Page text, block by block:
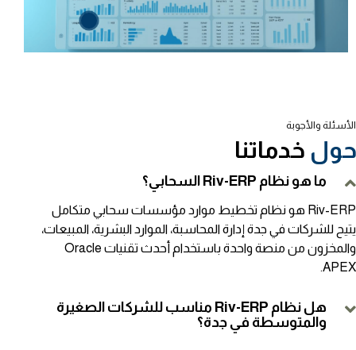
الأسئلة والأجوبة
حول خدماتنا
ما هو نظام Riv-ERP السحابي؟
Riv-ERP هو نظام تخطيط موارد مؤسسات سحابي متكامل
يتيح للشركات في جدة إدارة المحاسبة، الموارد البشرية، المبيعات،
والمخزون من منصة واحدة باستخدام أحدث تقنيات Oracle
APEX.
هل نظام Riv-ERP مناسب للشركات الصغيرة
والمتوسطة في جدة؟